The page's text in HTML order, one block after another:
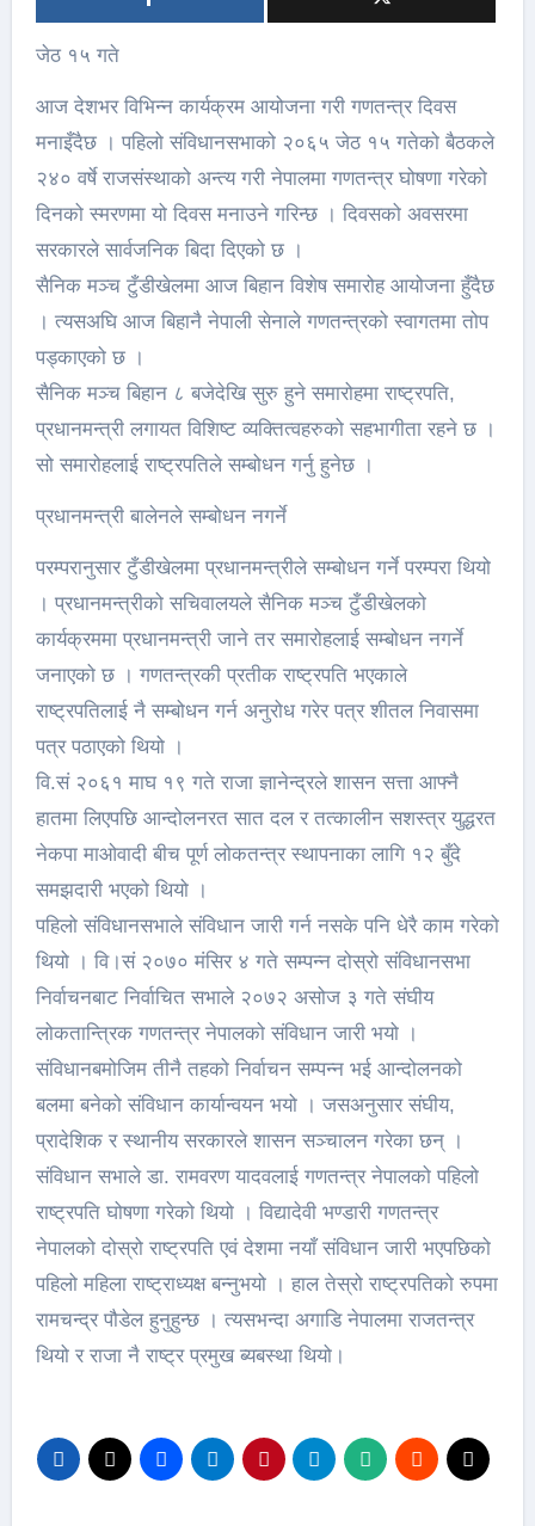
जेठ १५ गते
आज देशभर विभिन्न कार्यक्रम आयोजना गरी गणतन्त्र दिवस
मनाइँदैछ । पहिलो संविधानसभाको २०६५ जेठ १५ गतेको बैठकले
२४० वर्षे राजसंस्थाको अन्त्य गरी नेपालमा गणतन्त्र घोषणा गरेको
दिनको स्मरणमा यो दिवस मनाउने गरिन्छ । दिवसको अवसरमा
सरकारले सार्वजनिक बिदा दिएको छ ।
सैनिक मञ्च टुँडीखेलमा आज बिहान विशेष समारोह आयोजना हुँदैछ
। त्यसअघि आज बिहानै नेपाली सेनाले गणतन्त्रको स्वागतमा तोप
पड्काएको छ ।
सैनिक मञ्च बिहान ८ बजेदेखि सुरु हुने समारोहमा राष्ट्रपति,
प्रधानमन्त्री लगायत विशिष्ट व्यक्तित्वहरुको सहभागीता रहने छ ।
सो समारोहलाई राष्ट्रपतिले सम्बोधन गर्नु हुनेछ ।
प्रधानमन्त्री बालेनले सम्बोधन नगर्ने
परम्परानुसार टुँडीखेलमा प्रधानमन्त्रीले सम्बोधन गर्ने परम्परा थियो
। प्रधानमन्त्रीको सचिवालयले सैनिक मञ्च टुँडीखेलको
कार्यक्रममा प्रधानमन्त्री जाने तर समारोहलाई सम्बोधन नगर्ने
जनाएको छ । गणतन्त्रकी प्रतीक राष्ट्रपति भएकाले
राष्ट्रपतिलाई नै सम्बोधन गर्न अनुरोध गरेर पत्र शीतल निवासमा
पत्र पठाएको थियो ।
वि.सं २०६१ माघ १९ गते राजा ज्ञानेन्द्रले शासन सत्ता आफ्नै
हातमा लिएपछि आन्दोलनरत सात दल र तत्कालीन सशस्त्र युद्धरत
नेकपा माओवादी बीच पूर्ण लोकतन्त्र स्थापनाका लागि १२ बुँदे
समझदारी भएको थियो ।
पहिलो संविधानसभाले संविधान जारी गर्न नसके पनि धेरै काम गरेको
थियो । वि।सं २०७० मंसिर ४ गते सम्पन्न दोस्रो संविधानसभा
निर्वाचनबाट निर्वाचित सभाले २०७२ असोज ३ गते संघीय
लोकतान्त्रिक गणतन्त्र नेपालको संविधान जारी भयो ।
संविधानबमोजिम तीनै तहको निर्वाचन सम्पन्न भई आन्दोलनको
बलमा बनेको संविधान कार्यान्वयन भयो । जसअनुसार संघीय,
प्रादेशिक र स्थानीय सरकारले शासन सञ्चालन गरेका छन् ।
संविधान सभाले डा. रामवरण यादवलाई गणतन्त्र नेपालको पहिलो
राष्ट्रपति घोषणा गरेको थियो । विद्यादेवी भण्डारी गणतन्त्र
नेपालको दोस्रो राष्ट्रपति एवं देशमा नयाँ संविधान जारी भएपछिको
पहिलो महिला राष्ट्राध्यक्ष बन्नुभयो । हाल तेस्रो राष्ट्रपतिको रुपमा
रामचन्द्र पौडेल हुनुहुन्छ । त्यसभन्दा अगाडि नेपालमा राजतन्त्र
थियो र राजा नै राष्ट्र प्रमुख ब्यबस्था थियो।